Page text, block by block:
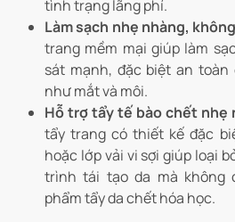
tình trạng lãng phí.
Làm sạch nhẹ nhàng,
trang mềm mại giúp làm
sát mạnh, đặc biệt an
như mắt và môi.
Hỗ trợ tẩy tế bào chết nhẹ
tẩy trang có thiết kế đặc
hoặc lớp vải vi sợi giúp loại
trình tái tạo da mà không
phẩm tẩy da chết hóa học.